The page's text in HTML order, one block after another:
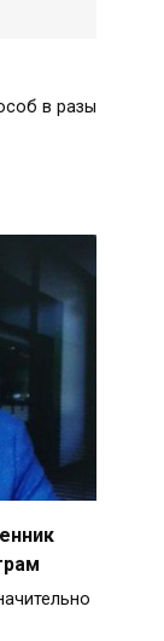
в разы